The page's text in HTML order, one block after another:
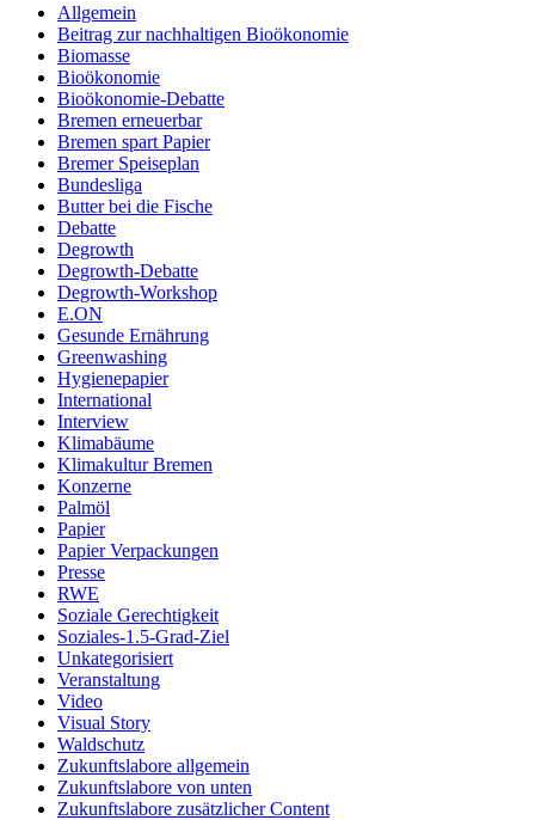
Allgemein
Beitrag zur nachhaltigen Bioökonomie
Biomasse
Bioökonomie
Bioökonomie-Debatte
Bremen erneuerbar
Bremen spart Papier
Bremer Speiseplan
Bundesliga
Butter bei die Fische
Debatte
Degrowth
Degrowth-Debatte
Degrowth-Workshop
E.ON
Gesunde Ernährung
Greenwashing
Hygienepapier
International
Interview
Klimabäume
Klimakultur Bremen
Konzerne
Palmöl
Papier
Papier Verpackungen
Presse
RWE
Soziale Gerechtigkeit
Soziales-1.5-Grad-Ziel
Unkategorisiert
Veranstaltung
Video
Visual Story
Waldschutz
Zukunftslabore allgemein
Zukunftslabore von unten
Zukunftslabore zusätzlicher Content